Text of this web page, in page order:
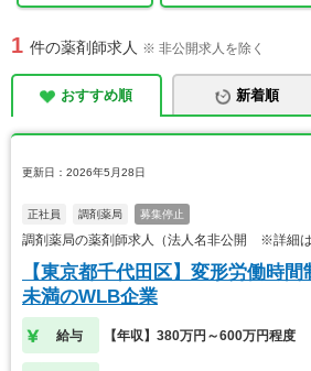
1 件の薬剤師求人 ※ 非公開求人を除く
おすすめ順 新着順
更新日：2026年5月28日
正社員 調剤薬局 募集停止
調剤薬局の薬剤師求人（法人名非公開 ※詳細は
【東京都千代田区】変形労働時
未満のWLB企業
給与 【年収】380万円～600万円程度